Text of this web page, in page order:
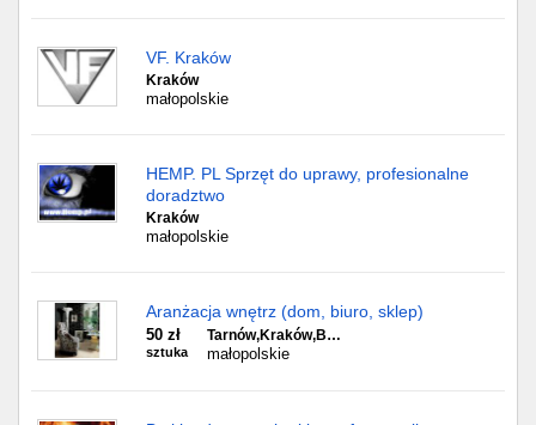
VF. Kraków
Kraków
małopolskie
HEMP. PL Sprzęt do uprawy, profesionalne
doradztwo
Kraków
małopolskie
Aranżacja wnętrz (dom, biuro, sklep)
50 zł
sztuka
Tarnów,Kraków,B…
małopolskie